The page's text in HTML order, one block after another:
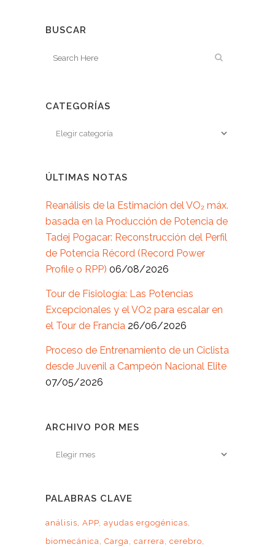
BUSCAR
CATEGORÍAS
ÚLTIMAS NOTAS
Reanálisis de la Estimación del VO₂ máx.
basada en la Producción de Potencia de
Tadej Pogacar: Reconstrucción del Perfil
de Potencia Récord (Record Power
Profile o RPP) 06/08/2026
Tour de Fisiología: Las Potencias
Excepcionales y el VO2 para escalar en
el Tour de Francia 26/06/2026
Proceso de Entrenamiento de un Ciclista
desde Juvenil a Campeón Nacional Elite
07/05/2026
ARCHIVO POR MES
Archivo
PALABRAS CLAVE
análisis APP ayudas ergogénicas
biomecánica Carga carrera cerebro